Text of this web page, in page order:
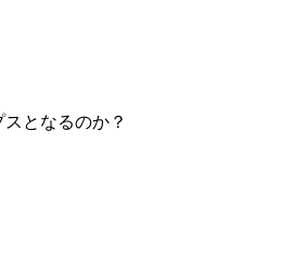
となるのか？